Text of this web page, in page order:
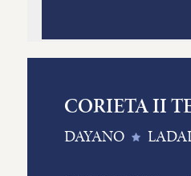
CORIETA II
DAYANO